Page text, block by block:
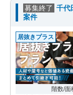
募集終了 千代
案件
居抜きプラス
階数/面